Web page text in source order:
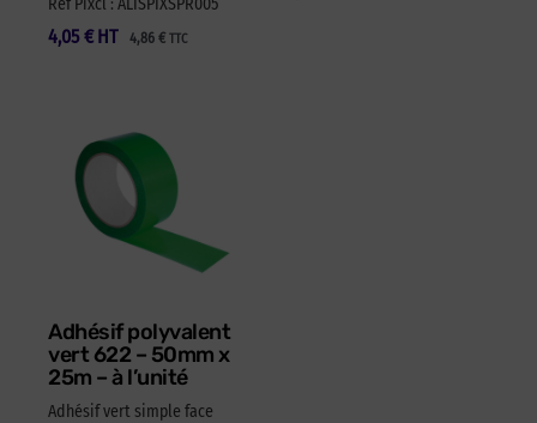
Réf Pixcl : ALISPIXSPR005
4,05 € 4,86 € TTC
HT
Adhésif polyvalent
vert 622 – 50mm x
25m – à l’unité
Adhésif vert simple face